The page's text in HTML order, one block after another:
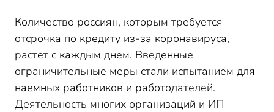
Количество россиян, которым требуется
отсрочка по кредиту из-за коронавируса,
растет с каждым днем. Введенные
ограничительные меры стали испытанием для
наемных работников и работодателей.
Деятельность многих организаций и ИП